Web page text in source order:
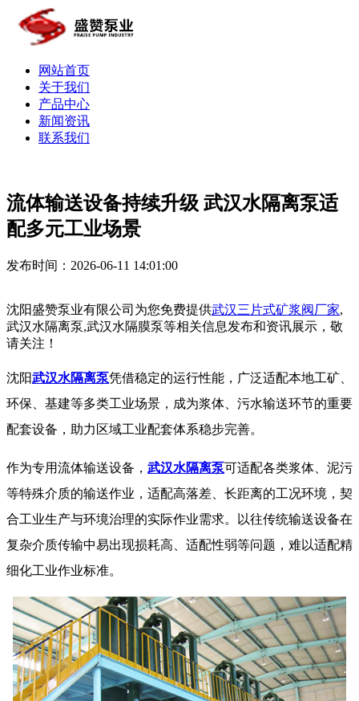
网站首页
关于我们
产品中心
新闻资讯
联系我们
流体输送设备持续升级 武汉水隔离泵适
配多元工业场景
发布时间：2026-06-11 14:01:00
沈阳盛赞泵业有限公司为您免费提供武汉三片式矿浆阀厂家,
武汉水隔离泵,武汉水隔膜泵等相关信息发布和资讯展示，敬
请关注！
沈阳武汉水隔离泵凭借稳定的运行性能，广泛适配本地工矿、
环保、基建等多类工业场景，成为浆体、污水输送环节的重要
配套设备，助力区域工业配套体系稳步完善。
作为专用流体输送设备， 武汉水隔离泵可适配各类浆体、泥污
等特殊介质的输送作业，适配高落差、长距离的工况环境，契
合工业生产与环境治理的实际作业需求。以往传统输送设备在
复杂介质传输中易出现损耗高、适配性弱等问题，难以适配精
细化工业作业标准。